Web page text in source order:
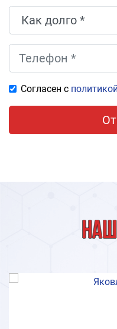
Согласен с